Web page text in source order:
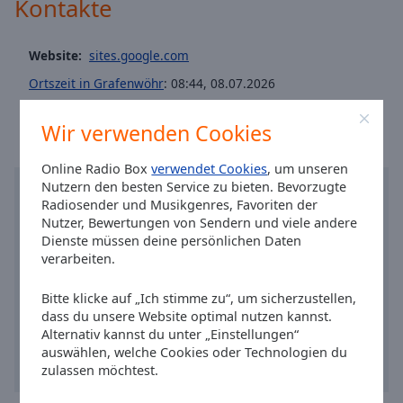
Wir verwenden Cookies
Online Radio Boxverwendet Cookies, um unseren
Nutzern den besten Service zu bieten. Bevorzugte
Radiosender und Musikgenres, Favoriten der
Nutzer, Bewertungen von Sendern und viele andere
Dienste müssen deine persönlichen Daten
verarbeiten.
Bitte klicke auf „Ich stimme zu“, um sicherzustellen,
dass du unsere Website optimal nutzen kannst.
Alternativ kannst du unter „Einstellungen“
auswählen, welche Cookies oder Technologien du
zulassen möchtest.
Area
Color
Family
Dani's HipHop Classics
Dani's New HipHop
Dani's Oldieradio
Dani's Charthitradio
TOWER TOWN Kulthits
Dani's Kultradio
Dani's Classics
Dani's Music Mix
Kontakte
Website: sites.google.com
Ortszeit in Grafenwöhr: 08:44, 08.07.2026